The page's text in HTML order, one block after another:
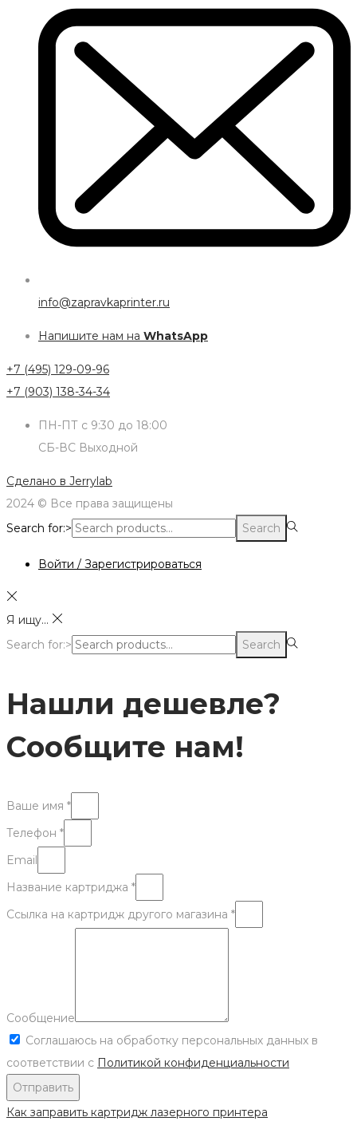
info@zapravkaprinter.ru
Напишите нам на WhatsApp
+7 (495) 129-09-96
+7 (903) 138-34-34
ПН-ПТ с 9:30 до 18:00
СБ-ВС Выходной
Сделано в Jerrylab
2024 © Все права защищены
Search for:>
Search
Войти / Зарегистрироваться
Я ищу...
Search for:>
Search
Нашли дешевле?
Сообщите нам!
Ваше имя *
Телефон *
Email
Название картриджа *
Ссылка на картридж другого магазина *
Сообщение
Соглашаюсь на обработку персональных данных в
соответствии с Политикой конфиденциальности
Отправить
Как заправить картридж лазерного принтера